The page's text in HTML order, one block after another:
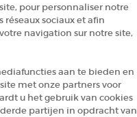
pour personnaliser notre
sociaux et afin
navigation sur notre site,
aan te bieden en
met onze partners voor
u het gebruik van cookies
partijen in opdracht van